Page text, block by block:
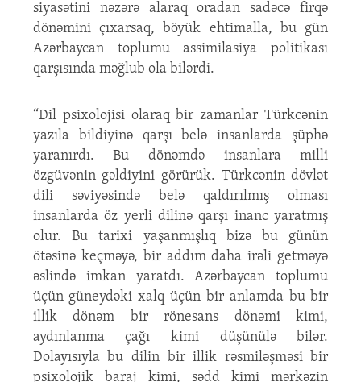
siyasətini nəzərə alaraq oradan sadəcə firqə
dönəmini çıxarsaq, böyük ehtimalla, bu gün
Azərbaycan toplumu assimilasiya politikası
qarşısında məğlub ola bilərdi.
“Dil psixolojisi olaraq bir zamanlar Türkcənin
yazıla bildiyinə qarşı belə insanlarda şüphə
yaranırdı. Bu dönəmdə insanlara milli
özgüvənin gəldiyini görürük. Türkcənin dövlət
dili səviyəsində belə qaldırılmış olması
insanlarda öz yerli dilinə qarşı inanc yaratmış
olur. Bu tarixi yaşanmışlıq bizə bu günün
ötəsinə keçməyə, bir addım daha irəli getməyə
əslində imkan yaratdı. Azərbaycan toplumu
üçün güneydəki xalq üçün bir anlamda bu bir
illik dönəm bir rönesans dönəmi kimi,
aydınlanma çağı kimi düşünülə bilər.
Dolayısıyla bu dilin bir illik rəsmiləşməsi bir
psixolojik baraj kimi, sədd kimi mərkəzin